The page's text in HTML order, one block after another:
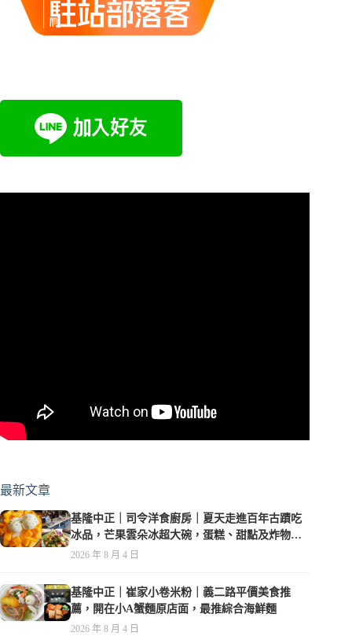
最新文章
基隆中正｜司令洋食廚房｜夏天走進百年古蹟吃
冰品，芒果雲朵冰超大碗，蛋糕、甜點及炸物都
在水準之上
2026 年 8 月 4 日
基隆中正｜崔家小卷米粉｜義二路平價美食推
薦，開在小A蟹麵原店面，最推綜合海鮮麵
2026 年 8 月 4 日